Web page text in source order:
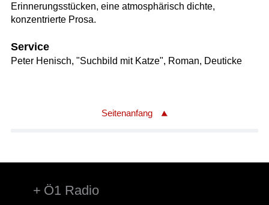
Erinnerungsstücken, eine atmosphärisch dichte,
konzentrierte Prosa.
Service
Peter Henisch, "Suchbild mit Katze", Roman, Deuticke
Seitenanfang
Ö1 Radio